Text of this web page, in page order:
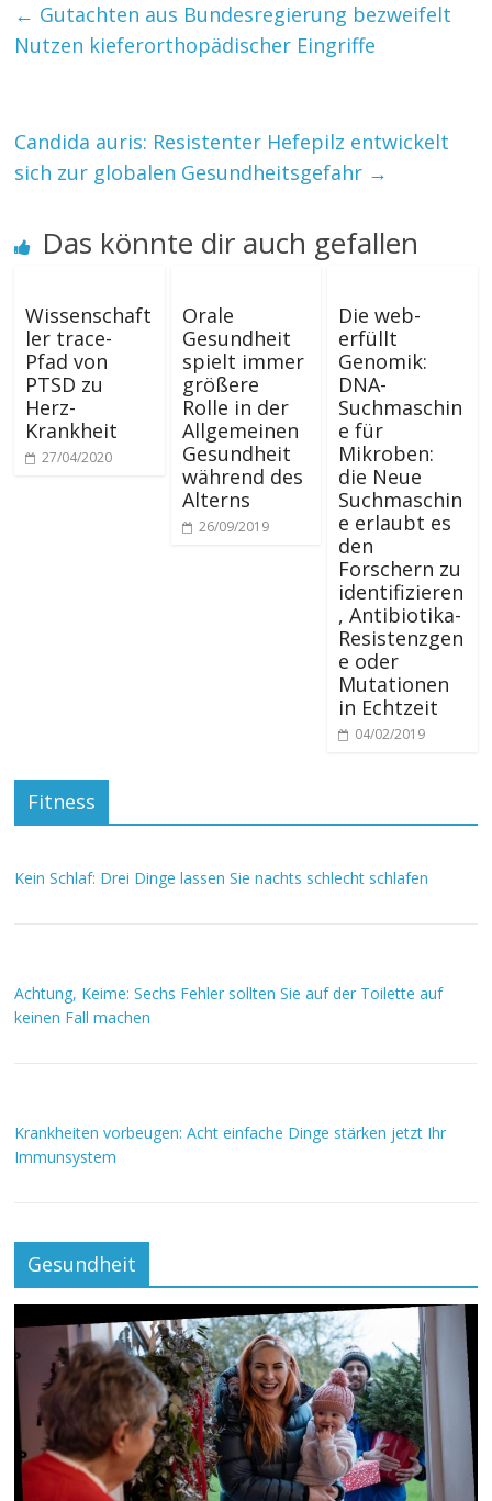
← Gutachten aus Bundesregierung bezweifelt
Nutzen kieferorthopädischer Eingriffe
Candida auris: Resistenter Hefepilz entwickelt
sich zur globalen Gesundheitsgefahr →
Das könnte dir auch gefallen
Wissenschaft
ler trace-
Pfad von
PTSD zu
Herz-
Krankheit
27/04/2020
Orale
Gesundheit
spielt immer
größere
Rolle in der
Allgemeinen
Gesundheit
während des
Alterns
26/09/2019
Die web-
erfüllt
Genomik:
DNA-
Suchmaschin
e für
Mikroben:
die Neue
Suchmaschin
e erlaubt es
den
Forschern zu
identifizieren
, Antibiotika-
Resistenzgen
e oder
Mutationen
in Echtzeit
04/02/2019
Fitness
Kein Schlaf: Drei Dinge lassen Sie nachts schlecht schlafen
Achtung, Keime: Sechs Fehler sollten Sie auf der Toilette auf
keinen Fall machen
Krankheiten vorbeugen: Acht einfache Dinge stärken jetzt Ihr
Immunsystem
Gesundheit